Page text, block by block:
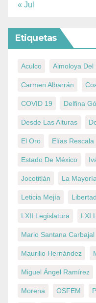
« Jul
Etiquetas
Aculco Almoloya Del
Carmen Albarrán
COVID 19 Delfina
Desde Las Alturas
El Oro Elías Rescala
Estado De México
Jocotitlán La
Leticia Mejía
LXII Legislatura LXI
Mario Santana Carbajal
Maurilio Hernández
Miguel Ángel Ramírez
Morena OSFEM